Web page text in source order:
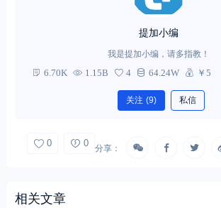
提加小编
我是提加小编，请多指教！
6.70K 1.15B 4 64.24W ￥5
关注 (9) 私信
0 0 分享：
相关文章